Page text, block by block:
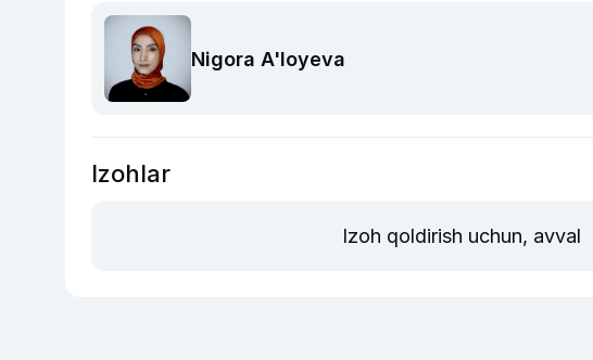
Nigora A'loyeva
Izohlar
Izoh qoldirish uchun, avval